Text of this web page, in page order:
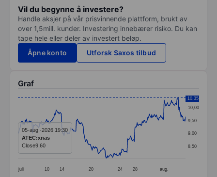
Vil du begynne å investere?
Handle aksjer på vår prisvinnende plattform, brukt av
over 1,5mill. kunder. Investering innebærer risiko. Du kan
tape hele eller deler av investert beløp.
Åpne konto
Utforsk Saxos tilbud
Graf
Line chart with 299 data points.
The chart has 1 X axis displaying categories.
The chart has 1 Y axis displaying values. Data
juli 10 14 20 24 28 aug.
8,50
9,00
9,50
10,00
10,35
05-aug.-2026 19:30
ATEC:xnas
Close9,60